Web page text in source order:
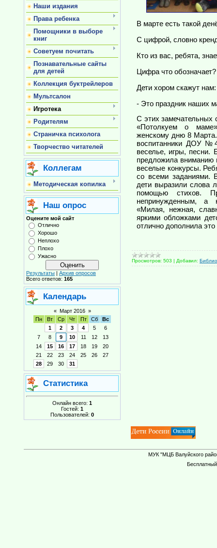
Наши издания
Права ребенка
Помощники в выборе
книг
Советуем почитать
Познавательные сайты
для детей
Коллекция буктрейлеров
Мультсалон
Игротека
Родителям
Страничка психолога
Творчество читателей
Коллегам
Методическая копилка
Наш опрос
Оцените мой сайт
Отлично
Хорошо
Неплохо
Плохо
Ужасно
Результаты | Архив опросов
Всего ответов: 165
Календарь
« Март 2016 »
Пн
Вт Ср Чт Пт Сб
Вс
1
2 3 4 5
6
7
8 9 10 11 12
13
14
15 16 17 18 19
20
21
22 23 24 25 26
27
28
29 30 31
Статистика
Онлайн всего: 1
Гостей: 1
Пользователей: 0
В марте есть такой
С цифрой, словно
Кто из вас, ребята,
Цифра что
Дети хором скажут
- Это праздник наших
С этих замечательных
«Потолкуем о
женскому дню 8
воспитанники ДОУ
веселье, игры, песни.
предложила вниманию
веселые конкурсы.
со всеми заданиями.
дети выразили слова
помощью стихов.
непринужденным, а
«Милая, нежная,
яркими обложками
отлично дополнила
Просмотров: 503 Добавил:
МУК "МЦБ Валуйского